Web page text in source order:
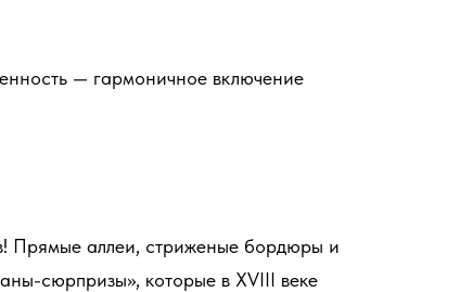
— гармоничное включение
Прямые аллеи, стриженые бордюры и
сюрпризы», которые в XVIII веке